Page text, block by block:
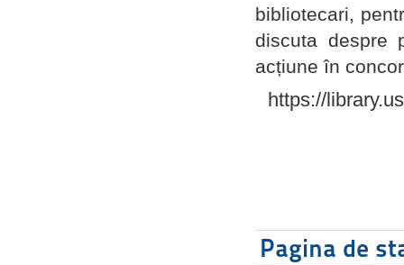
bibliotecari,
discuta despre
acțiune în
https://
Pagina de